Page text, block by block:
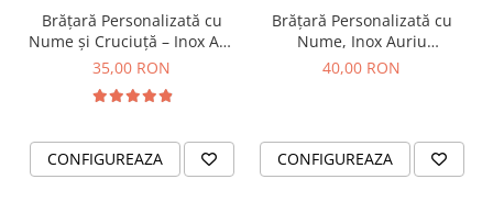
Brățară Personalizată cu
Nume și Cruciuță – Inox Aur
IP
35,00 RON
CONFIGUREAZA
Brățară Personalizată cu
Nume, Inox Auriu
Waterproof, bilute pentru
40,00 RON
CONFIGUREAZA